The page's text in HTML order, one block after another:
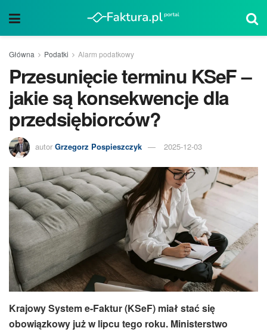
Główna Podatki Alarm podatkowy
Przesunięcie terminu KSeF –
jakie są konsekwencje dla
przedsiębiorców?
autor Grzegorz Pospieszczyk 2025-12-03
Krajowy System e-Faktur (KSeF) miał stać się
obowiązkowy już w lipcu tego roku. Ministerstwo